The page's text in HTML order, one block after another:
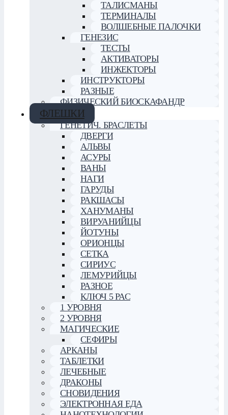
ТАЛИСМАНЫ
ТЕРМИНАЛЫ
ВОЛШЕБНЫЕ ПАЛОЧКИ
ГЕНЕЗИС
ТЕСТЫ
АКТИВАТОРЫ
ИНЖЕКТОРЫ
ИНСТРУКТОРЫ
РАЗНЫЕ
ФИЗИЧЕСКИЙ БИОСКАФАНДР
ФЛЕШКИ
ГЕНЕТИЧ. БРАСЛЕТЫ
ДВЕРГИ
АЛЬВЫ
АСУРЫ
ВАНЫ
НАГИ
ГАРУДЫ
РАКШАСЫ
ХАНУМАНЫ
ВИРУАНИЙЦЫ
ЙОТУНЫ
ОРИОНЦЫ
СЕТКА
СИРИУС
ЛЕМУРИЙЦЫ
РАЗНОЕ
КЛЮЧ 5 РАС
1 УРОВНЯ
2 УРОВНЯ
МАГИЧЕСКИЕ
СЕФИРЫ
АРКАНЫ
ТАБЛЕТКИ
ЛЕЧЕБНЫЕ
ДРАКОНЫ
СНОВИДЕНИЯ
ЭЛЕКТРОННАЯ ЕДА